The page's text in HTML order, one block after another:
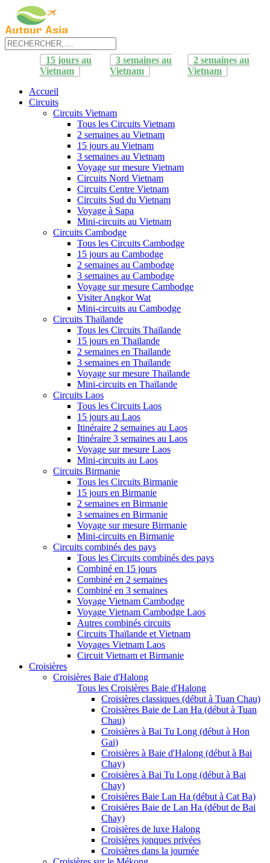
15 jours au
Vietnam
3 semaines au
Vietnam
2 semaines au
Vietnam
Accueil
Circuits
Circuits Vietnam
Tous les Circuits Vietnam
2 semaines au Vietnam
15 jours au Vietnam
3 semaines au Vietnam
Voyage sur mesure Vietnam
Circuits Nord Vietnam
Circuits Centre Vietnam
Circuits Sud du Vietnam
Voyage à Sapa
Mini-circuits au Vietnam
Circuits Cambodge
Tous les Circuits Cambodge
15 jours au Cambodge
2 semaines au Cambodge
3 semaines au Cambodge
Voyage sur mesure Cambodge
Visiter Angkor Wat
Mini-circuits au Cambodge
Circuits Thaïlande
Tous les Circuits Thaïlande
15 jours en Thaïlande
2 semaines en Thaïlande
3 semaines en Thaïlande
Voyage sur mesure Thaïlande
Mini-circuits en Thaïlande
Circuits Laos
Tous les Circuits Laos
15 jours au Laos
Itinéraire 2 semaines au Laos
Itinéraire 3 semaines au Laos
Voyage sur mesure Laos
Mini-circuits au Laos
Circuits Birmanie
Tous les Circuits Birmanie
15 jours en Birmanie
2 semaines en Birmanie
3 semaines en Birmanie
Voyage sur mesure Birmanie
Mini-circuits en Birmanie
Circuits combinés des pays
Tous les Circuits combinés des pays
Combiné en 15 jours
Combiné en 2 semaines
Combiné en 3 semaines
Voyage Vietnam Cambodge
Voyage Vietnam Cambodge Laos
Autres combinés circuits
Circuits Thaïlande et Vietnam
Voyages Vietnam Laos
Circuit Vietnam et Birmanie
Croisières
Croisières Baie d'Halong
Tous les Croisières Baie d'Halong
Croisières classiques (début à Tuan Chau)
Croisières Baie de Lan Ha (début à Tuan
Chau)
Croisières à Bai Tu Long (début à Hon
Gai)
Croisières à Baie d'Halong (début à Bai
Chay)
Croisières à Bai Tu Long (début à Bai
Chay)
Croisières Baie Lan Ha (début à Cat Ba)
Croisières Baie de Lan Ha (début de Bai
Chay)
Croisières de luxe Halong
Croisières jonques privées
Croisières dans la journée